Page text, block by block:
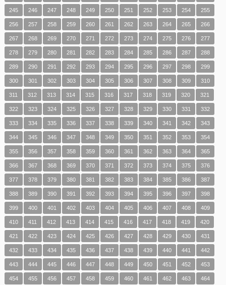
245 246 247 248 249 250 251 252 253 254 255
256 257 258 259 260 261 262 263 264 265 266
267 268 269 270 271 272 273 274 275 276 277
278 279 280 281 282 283 284 285 286 287 288
289 290 291 292 293 294 295 296 297 298 299
300 301 302 303 304 305 306 307 308 309 310
311 312 313 314 315 316 317 318 319 320 321
322 323 324 325 326 327 328 329 330 331 332
333 334 335 336 337 338 339 340 341 342 343
344 345 346 347 348 349 350 351 352 353 354
355 356 357 358 359 360 361 362 363 364 365
366 367 368 369 370 371 372 373 374 375 376
377 378 379 380 381 382 383 384 385 386 387
388 389 390 391 392 393 394 395 396 397 398
399 400 401 402 403 404 405 406 407 408 409
410 411 412 413 414 415 416 417 418 419 420
421 422 423 424 425 426 427 428 429 430 431
432 433 434 435 436 437 438 439 440 441 442
443 444 445 446 447 448 449 450 451 452 453
454 455 456 457 458 459 460 461 462 463 464